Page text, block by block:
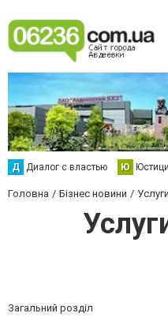
Д Диалог с властью Ю
Головна Бізнес новини
Загальний розділ